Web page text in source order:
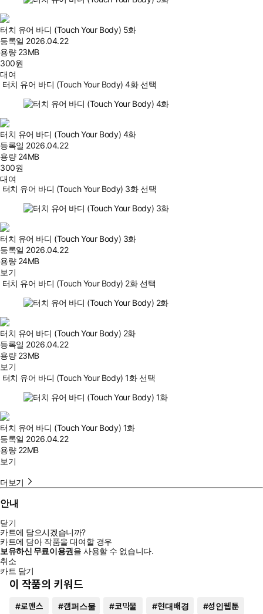
터치 유어 바디 (Touch Your Body) 5화
등록일 2026.04.22
용량 23MB
300원
대여
터치 유어 바디 (Touch Your Body) 4화 선택
터치 유어 바디 (Touch Your Body) 4화
등록일 2026.04.22
용량 24MB
300원
대여
터치 유어 바디 (Touch Your Body) 3화 선택
터치 유어 바디 (Touch Your Body) 3화
등록일 2026.04.22
용량 24MB
보기
터치 유어 바디 (Touch Your Body) 2화 선택
터치 유어 바디 (Touch Your Body) 2화
등록일 2026.04.22
용량 23MB
보기
터치 유어 바디 (Touch Your Body) 1화 선택
터치 유어 바디 (Touch Your Body) 1화
등록일 2026.04.22
용량 22MB
보기
더보기
안내
닫기
카트에 담으시겠습니까?
카트에 담아 작품을 대여할 경우
보유하신 무료이용권을 사용할 수 없습니다.
취소
카트 담기
이 작품의 키워드
#로맨스 #캠퍼스물 #코믹물 #현대배경 #성인웹툰